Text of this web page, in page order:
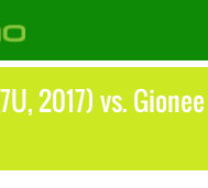
2017) vs. Gionee